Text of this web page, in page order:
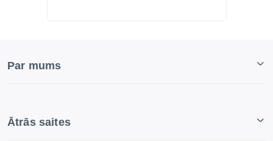
Par mums
Ātrās saites